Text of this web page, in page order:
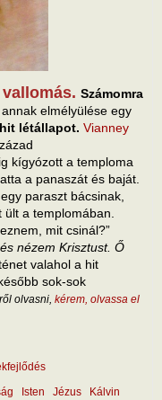
Számomra
elmélyülése egy
létállapot. Vianney
kígyózott a temploma
a panaszát és baját.
paraszt bácsinak,
a templomában.
mit csinál?”
nézem Krisztust. Ő
valahol a hit
sok-sok
olvasni, kérem, olvassa el
Isten Jézus
Kálvin